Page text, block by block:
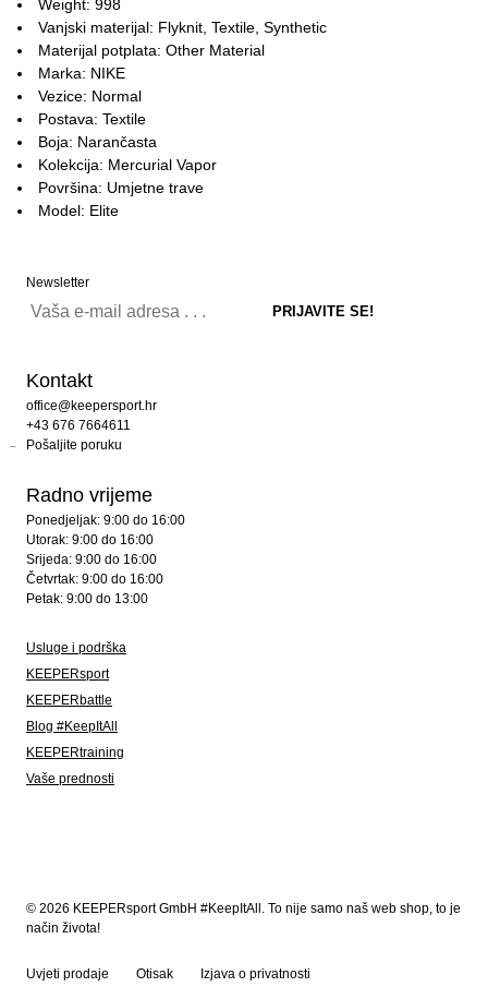
Weight: 998
Vanjski materijal: Flyknit, Textile, Synthetic
Materijal potplata: Other Material
Marka: NIKE
Vezice: Normal
Postava: Textile
Boja: Narančasta
Kolekcija: Mercurial Vapor
Površina: Umjetne trave
Model: Elite
Newsletter
Kontakt
office@keepersport.hr
+43 676 7664611
Pošaljite poruku
Radno vrijeme
Ponedjeljak: 9:00 do 16:00
Utorak: 9:00 do 16:00
Srijeda: 9:00 do 16:00
Četvrtak: 9:00 do 16:00
Petak: 9:00 do 13:00
Usluge i podrška
KEEPERsport
KEEPERbattle
Blog #KeepItAll
KEEPERtraining
Vaše prednosti
© 2026 KEEPERsport GmbH #KeepItAll. To nije samo naš web shop, to je
način života!
Uvjeti prodaje Otisak Izjava o privatnosti